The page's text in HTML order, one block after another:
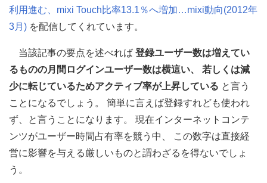
利用進む、mixi Touch比率13.1％へ増加…mixi動向(2012年
3月) を配信してくれています。
当該記事の要点を述べれば 登録ユーザー数は増えてい
るものの月間ログインユーザー数は横這い、 若しくは減
少に転じているためアクティブ率が上昇している と言う
ことになるでしょう。 簡単に言えば登録すれども使われ
ず、と言うことになります。 現在インターネットコンテ
ンツがユーザー時間占有率を競う中、 この数字は直接経
営に影響を与える厳しいものと謂わざるを得ないでしょ
う。